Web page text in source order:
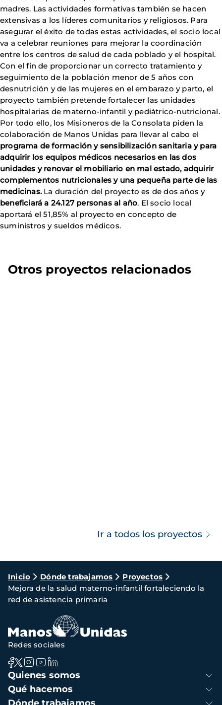
madres. Las actividades formativas también se hacen
extensivas a los líderes comunitarios y religiosos. Para
asegurar el éxito de todas estas actividades, el socio local
va a celebrar reuniones para mejorar la coordinación
entre los centros de salud de cada poblado y el hospital.
Con el fin de proporcionar un correcto tratamiento y
seguimiento de la población menor de 5 años con
desnutrición y de las mujeres en el embarazo y parto, el
proyecto también pretende fortalecer las unidades
hospitalarias de materno-infantil y pediátrico-nutricional.
Por todo ello, los Misioneros de la Consolata piden la
colaboración de Manos Unidas para llevar al cabo el
programa de formación y sensibilización sanitaria y para
adquirir los equipos médicos necesarios en las dos
unidades y renovar el mobiliario en mal estado, adquirir
complementos nutricionales y una pequeña parte de las
medicinas.La duración del proyecto es de dos años y
beneficiará a 24.127 personas al año. El socio local
aportará el 51,85% al proyecto en concepto de
suministros y sueldos médicos.
Otros proyectos relacionados
Ir a todos los proyectos
Ruta
de
navegación
Inicio Dónde trabajamos
Proyectos
Mejora de la salud materno-infantil fortaleciendo la
red de asistencia primaria
Navegación
principal
Quienes somos
Qué hacemos
Redes sociales